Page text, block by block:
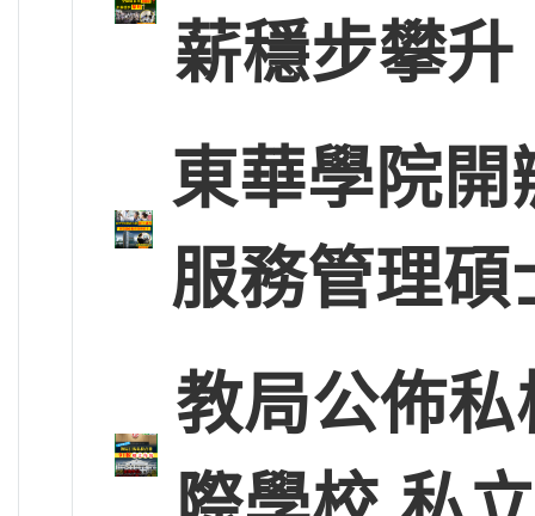
薪穩步攀
東華學院
服務管理
教局公佈